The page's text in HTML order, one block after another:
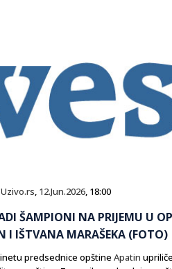
, 12.Jun.2026, 18:00
ŠAMPIONI NA PRIJEMU U
I IŠTVANA MARAŠEKA (FOTO)
predsednice opštine Apatin